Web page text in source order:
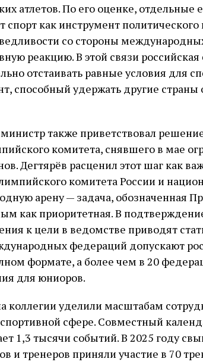
атлетов. По его оценке, отдельные
как инструмент политического
со стороны
реакцию. В этой связи российская
отстаивать равные условия для
способный удержать другие страны
также приветствовал
комитета, снявшего в мае
Дегтярёв расценил этот шаг как
комитета России и
арену — задача, обозначенная
как приоритетная. В
к цели в ведомстве приводят
федераций допускают
формате, а более чем в 20
для юниоров.
коллегии уделили масштабам
сфере. Совместный
1,3 тысячи событий. В 2025 году
и тренеров приняли участие в 70